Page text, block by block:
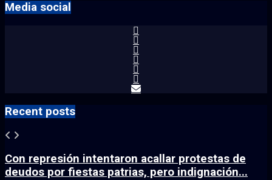
Media social
Recent posts
Con represión intentaron acallar protestas de
deudos por fiestas patrias, pero indignación...